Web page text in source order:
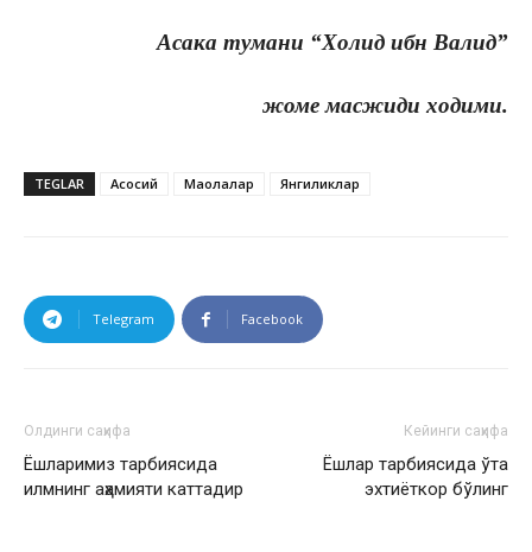
Асака тумани “Холид ибн Валид”
жоме масжиди ходими.
TEGLAR Асосий Мақолалар Янгиликлар
Telegram Facebook
Олдинги саҳифа
Ёшларимиз тарбиясида
илмнинг аҳамияти каттадир
Кейинги саҳифа
Ёшлар тарбиясида ўта
эхтиёткор бўлинг